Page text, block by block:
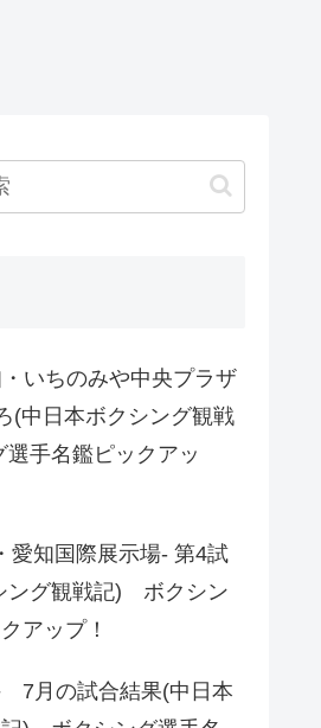
いちのみや中央プラザ
(中日本ボクシング観戦
手名鑑ピックアッ
愛知国際展示場- 第4試
ング観戦記) ボクシン
アップ！
7月の試合結果(中日本